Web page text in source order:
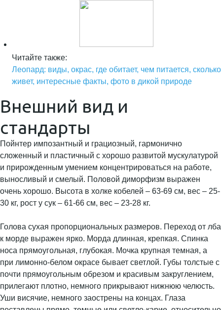
Читайте также:
Леопард: виды, окрас, где обитает, чем питается, сколько
живет, интересные факты, фото в дикой природе
Внешний вид и
стандарты
Пойнтер импозантный и грациозный, гармонично
сложенный и пластичный с хорошо развитой мускулатурой
и прирожденным умением концентрироваться на работе,
выносливый и смелый. Половой диморфизм выражен
очень хорошо. Высота в холке кобелей – 63-69 см, вес – 25-
30 кг, рост у сук – 61-66 см, вес – 23-28 кг.
Голова сухая пропорциональных размеров. Переход от лба
к морде выражен ярко. Морда длинная, крепкая. Спинка
носа прямоугольная, глубокая. Мочка крупная темная, а
при лимонно-белом окрасе бывает светлой. Губы толстые с
почти прямоугольным обрезом и красивым закруглением,
прилегают плотно, немного прикрывают нижнюю челюсть.
Уши висячие, немного заострены на концах. Глаза